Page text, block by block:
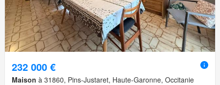
232 000 €
Maison à 31860, Pins-Justaret, Haute-Garonne, Occitanie